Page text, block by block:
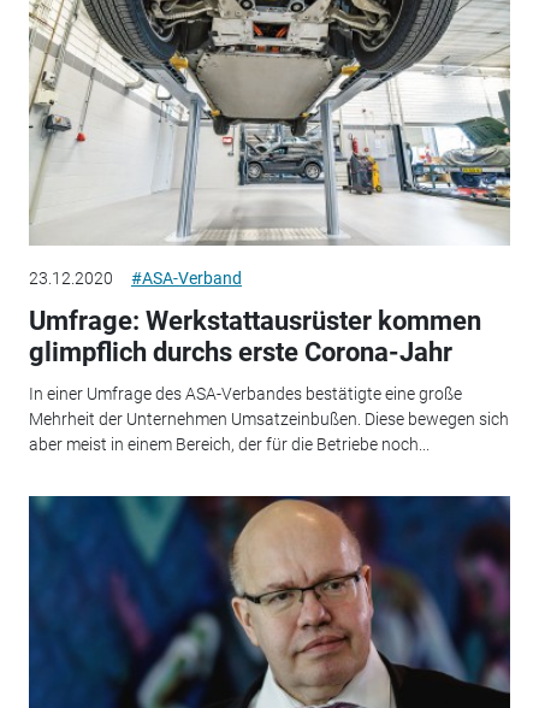
23.12.2020 #ASA-Verband
Umfrage: Werkstattausrüster kommen
glimpflich durchs erste Corona-Jahr
In einer Umfrage des ASA-Verbandes bestätigte eine große
Mehrheit der Unternehmen Umsatzeinbußen. Diese bewegen sich
aber meist in einem Bereich, der für die Betriebe noch...